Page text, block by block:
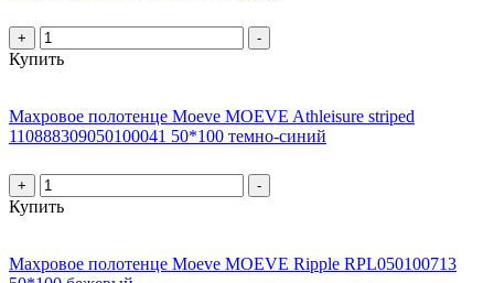
+ -
Купить
Махровое полотенце Moeve MOEVE Athleisure striped
110888309050100041 50*100 темно-синий
+ -
Купить
Махровое полотенце Moeve MOEVE Ripple RPL050100713